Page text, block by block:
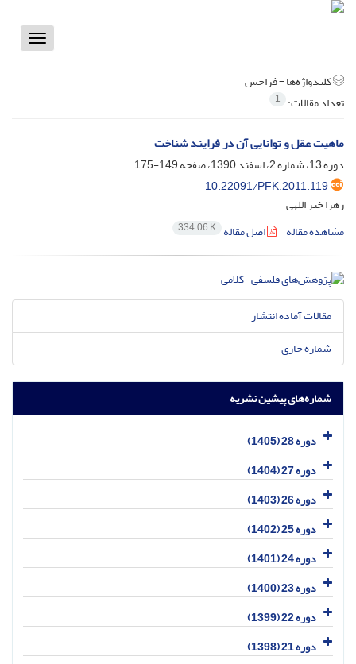
Toggle
کلیدواژه‌ها =فراحس
تعداد مقالات: 1
ماهیت عقل و توانایی آن در فرایند شناخت
دوره 13، شماره 2، اسفند 1390، صفحه
149-175
10.22091/PFK.2011.119
زهرا خیر اللهی
مشاهده مقاله
اصل مقاله 334.06 K
مقالات آماده انتشار
شماره جاری
شماره‌های پیشین نشریه
دوره 28 (1405)
دوره 27 (1404)
دوره 26 (1403)
دوره 25 (1402)
دوره 24 (1401)
دوره 23 (1400)
دوره 22 (1399)
دوره 21 (1398)